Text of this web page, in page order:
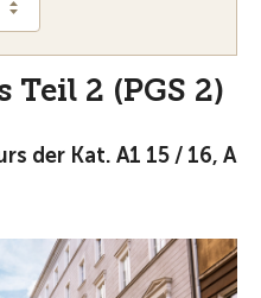
2 (PGS 2)
der Kat. A1 15 / 16, A